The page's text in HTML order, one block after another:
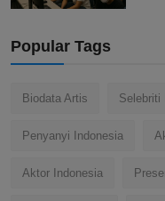
Popular Tags
Biodata Artis Selebriti
Penyanyi Indonesia
Aktor Indonesia